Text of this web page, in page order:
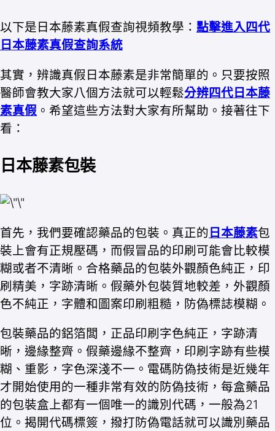
以下是日本藤素真假查詢視頻教學： 點擊進入四代
日本藤素真假查詢系統
其實，辨識真假日本藤素是非常簡單的。只要按照
醫師會教大家八個方法就可以輕鬆分辨四代日本藤
素真假 。希望這些方法對大家有所幫助。接著往下
看：
日本藤素包裝
首先，我們要確認藥品的包裝。真正的 日本藤素包
裝上會有正規壓碼，而假冒品的印刷可能會比較模
糊或者不清晰。合格藥品的包裝外觀顏色純正，印
刷精美，字跡清晰。假藥外包裝質地較差，外觀顏
色不純正，字體和圖案印刷粗糙，防偽標誌模糊。
包裝藥品的鋁箔闆，正品印刷字色純正，字跡清
晰，邊緣整齊。假藥邊緣不整齊，印刷字跡有些模
糊、重影，字色深淺不一。電碼防偽技術是近幾年
才開始使用的一種非常有效的防偽技術，每盒藥品
的包裝盒上都有一個唯一的識別代碼，一般為21
位。揭開代碼標簽，撥打防偽電話就可以識別藥品